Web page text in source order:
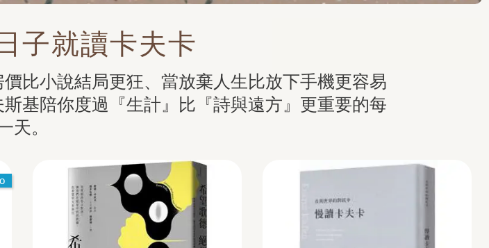
子就讀卡夫卡
比小說結局更狂、當放棄人生比放下手機更容易
基陪你度過『生計』比『詩與遠方』更重要的每
天。